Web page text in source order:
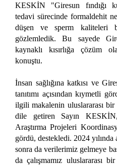
KESKİN "Giresun fındığı
tedavi sürecinde formaldehit
düşen ve sperm kaliteleri
gözlemledik. Bu sayede
kaynaklı kısırlığa çözüm
konuştu.
İnsan sağlığına katkısı ve
tanıtımı açısından kıymetli
ilgili makalenin uluslararası bir
dile getiren Sayın
Araştırma Projeleri
gördü, destekledi. 2024 yılında
sonra da verilerimiz gelmeye
da çalışmamız uluslararası